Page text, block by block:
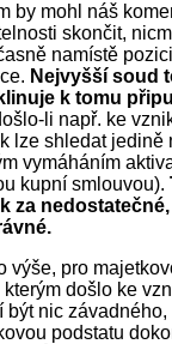
by mohl náš
skončit,
namístě
Nejvyšší soud
k tomu
li např. ke
lze shledat
vymáháním
kupní smlouvou).
za
výše, pro
došlo ke
nic závadného,
podstatu